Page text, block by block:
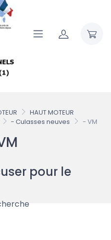
HAUT MOTEUR
- Culasses neuves - VM
Nouveau
pour le